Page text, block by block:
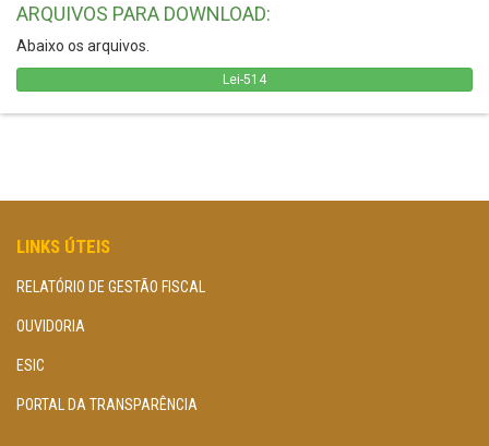
ARQUIVOS PARA DOWNLOAD:
Abaixo os arquivos.
Lei-514
LINKS ÚTEIS
RELATÓRIO DE GESTÃO FISCAL
OUVIDORIA
ESIC
PORTAL DA TRANSPARÊNCIA